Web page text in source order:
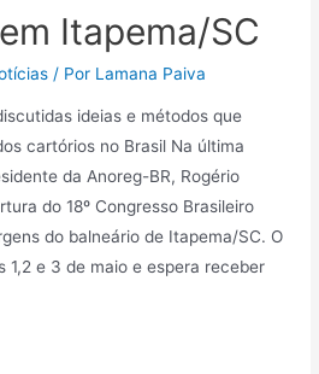
Itapema/SC
/ Por Lamana Paiva
ideias e métodos que
cartórios no Brasil Na última
da Anoreg-BR, Rogério
do 18º Congresso Brasileiro
do balneário de Itapema/SC. O
1,2 e 3 de maio e espera receber